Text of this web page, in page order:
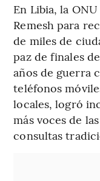
En Libia, la
Remesh para
de miles de
paz de finales
años de guerra
teléfonos
locales, logró
más voces de
consultas